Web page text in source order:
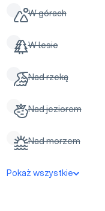
W górach
W lesie
Nad rzeką
Nad jeziorem
Nad morzem
Pokaż wszystkie